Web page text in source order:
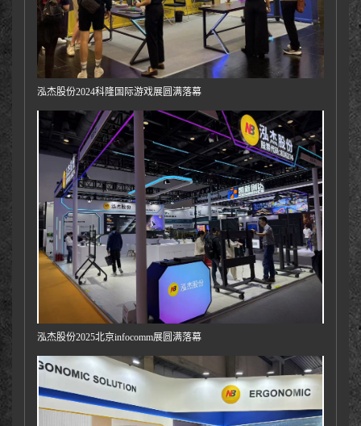
泓杰股份2024科隆国际游戏展圆满落幕
泓杰股份2025北京infocomm展圆满落幕